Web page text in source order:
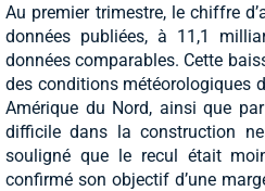
Au premier trimestre, le chiffre
données publiées, à 11,1
données comparables. Cette
des conditions météorologiques
Amérique du Nord, ainsi que
difficile dans la construction
souligné que le recul était
confirmé son objectif d’une